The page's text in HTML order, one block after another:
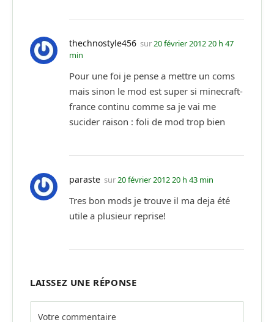
thechnostyle456 sur20 février 2012 20 h 47
min
Pour une foi je pense a mettre un coms
mais sinon le mod est super si minecraft-
france continu comme sa je vai me
sucider raison : foli de mod trop bien
paraste sur20 février 2012 20 h 43 min
Tres bon mods je trouve il ma deja été
utile a plusieur reprise!
LAISSEZ UNE RÉPONSE